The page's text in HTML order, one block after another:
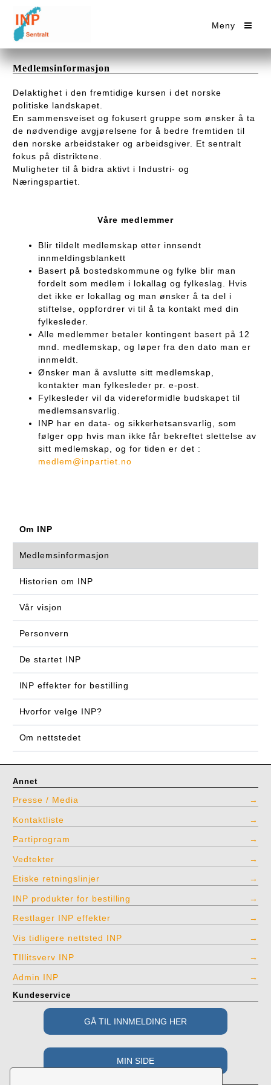
Meny
Medlemsinformasjon
Delaktighet i den fremtidige kursen i det norske
politiske landskapet.
En sammensveiset og fokusert gruppe som ønsker å ta
de nødvendige avgjørelsene for å bedre fremtiden til
den norske arbeidstaker og arbeidsgiver. Et sentralt
fokus på distriktene.
Muligheter til å bidra aktivt i Industri- og
Næringspartiet.
Våre medlemmer
Blir tildelt medlemskap etter innsendt
innmeldingsblankett
Basert på bostedskommune og fylke blir man
fordelt som medlem i lokallag og fylkeslag. Hvis
det ikke er lokallag og man ønsker å ta del i
stiftelse, oppfordrer vi til å ta kontakt med din
fylkesleder.
Alle medlemmer betaler kontingent basert på 12
mnd. medlemskap, og løper fra den dato man er
innmeldt.
Ønsker man å avslutte sitt medlemskap,
kontakter man fylkesleder pr. e-post.
Fylkesleder vil da videreformidle budskapet til
medlemsansvarlig.
INP har en data- og sikkerhetsansvarlig, som
følger opp hvis man ikke får bekreftet slettelse av
sitt medlemskap, og for tiden er det :
medlem@inpartiet.no
Om INP
Medlemsinformasjon
Historien om INP
Vår visjon
Personvern
De startet INP
INP effekter for bestilling
Hvorfor velge INP?
Om nettstedet
Annet
Presse / Media
Kontaktliste
Partiprogram
Vedtekter
Etiske retningslinjer
INP produkter for bestilling
Restlager INP effekter
Vis tidligere nettsted INP
TIllitsverv INP
Admin INP
Kundeservice